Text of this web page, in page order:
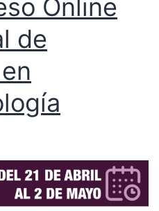
Online
de